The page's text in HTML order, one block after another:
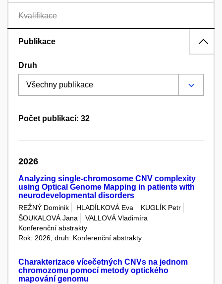
Kvalifikace
Publikace
Druh
Počet publikací: 32
2026
Analyzing single-chromosome CNV complexity
using Optical Genome Mapping in patients with
neurodevelopmental disorders
REŽNÝ Dominik HLADÍLKOVÁ Eva
KUGLÍK Petr
ŠOUKALOVÁ Jana
VALLOVÁ Vladimíra
Konferenční abstrakty
Rok: 2026, druh: Konferenční abstrakty
Charakterizace vícečetných CNVs na jednom
chromozomu pomocí metody optického
mapování genomu